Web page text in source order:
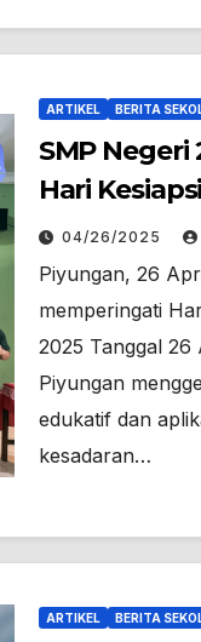
ARTIKEL BERITA
SMP
Hari
dengan
Workshop
04/26/2025
Piyungan, 26
memperingati
2025 Tanggal 26
Piyungan
edukatif dan
kesadaran…
ARTIKEL BERITA